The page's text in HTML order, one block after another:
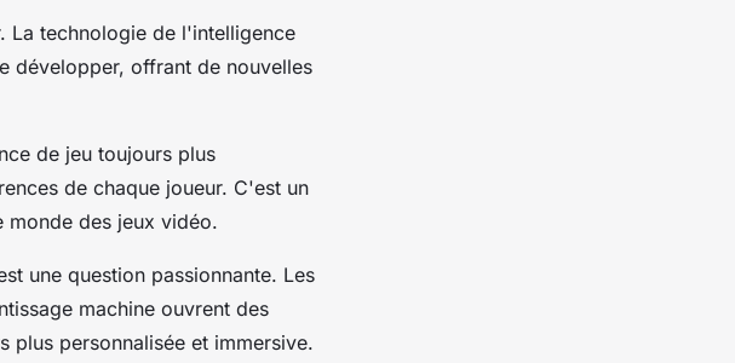
La technologie de l'intelligence
développer, offrant de nouvelles
de jeu toujours plus
de chaque joueur. C'est un
des jeux vidéo.
une question passionnante. Les
machine ouvrent des
plus personnalisée et immersive.